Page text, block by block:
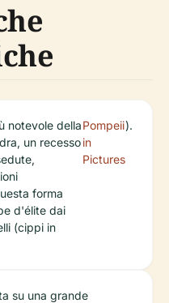
notevole della
un recesso
forma
d'élite dai
(cippi in
Pompeii
in
Pictures
).
su una grande